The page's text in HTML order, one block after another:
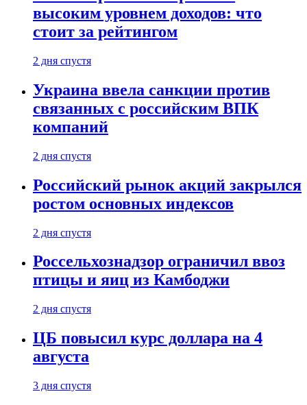
высоким уровнем доходов: что
стоит за рейтингом
2 дня спустя
Украина ввела санкции против
связанных с российским ВПК
компаний
2 дня спустя
Российский рынок акций закрылся
ростом основных индексов
2 дня спустя
Россельхознадзор ограничил ввоз
птицы и яиц из Камбоджи
2 дня спустя
ЦБ повысил курс доллара на 4
августа
3 дня спустя